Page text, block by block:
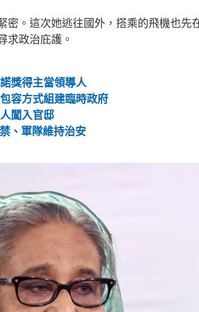
密。這次她逃往國外，搭乘的飛機也先
求政治庇護。
獎得主當領導人
容方式組建臨時政府
闖入官邸
、軍隊維持治安